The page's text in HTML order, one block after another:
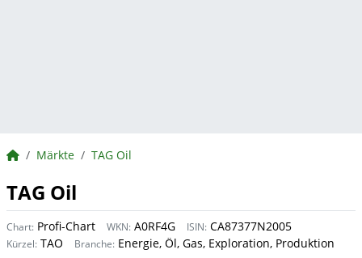
BörsenNEWS.de
Märkte TAG Oil
TAG Oil
Chart: Profi-Chart WKN: A0RF4G ISIN: CA87377N2005
Kürzel: TAO Branche: Energie, Öl, Gas, Exploration, Produktion